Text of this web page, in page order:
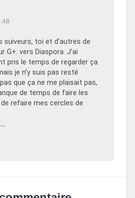
suiveurs, toi et d’autres de
vers Diaspora. J’ai
pris le temps de regarder ça
je n’y suis pas resté
que ça ne me plaisait pas,
de temps de faire les
refaire mes cercles de